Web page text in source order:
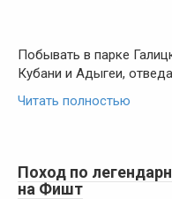
Побывать в парке
Кубани и Адыгеи,
Читать полностью
Поход по
на Фишт